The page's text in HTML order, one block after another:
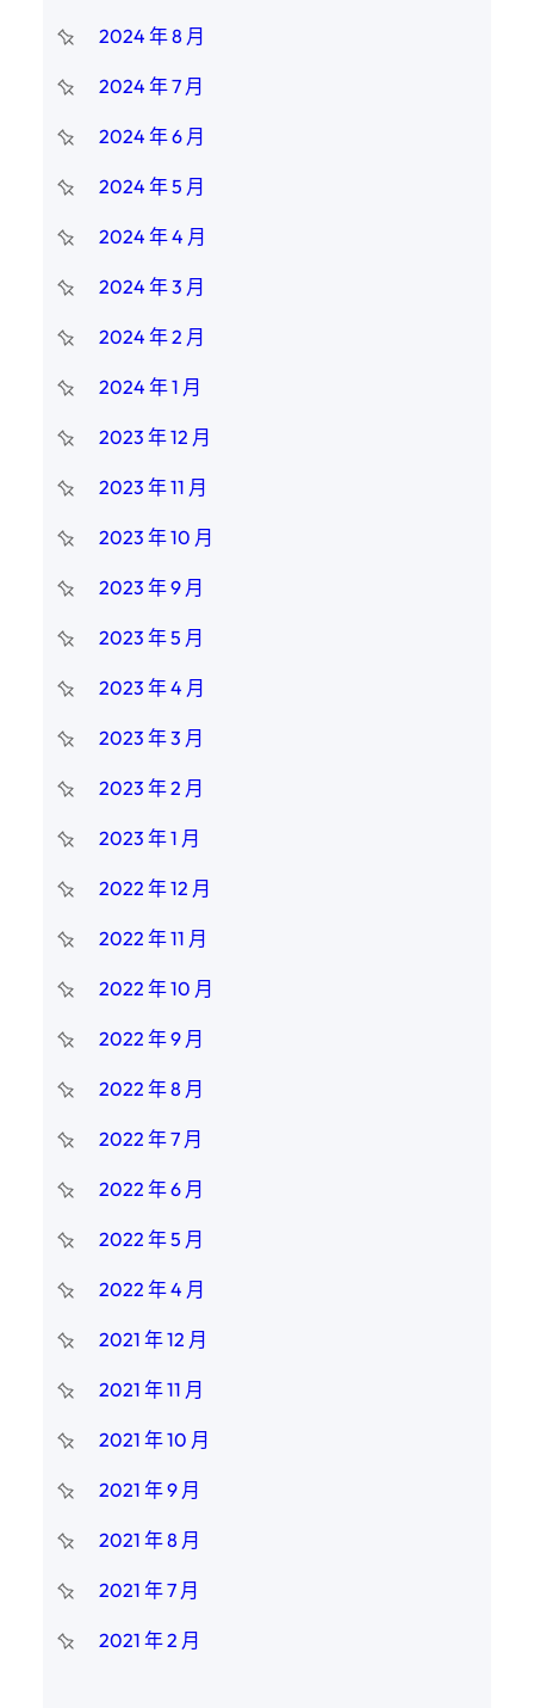
2024 年 8 月
2024 年 7 月
2024 年 6 月
2024 年 5 月
2024 年 4 月
2024 年 3 月
2024 年 2 月
2024 年 1 月
2023 年 12 月
2023 年 11 月
2023 年 10 月
2023 年 9 月
2023 年 5 月
2023 年 4 月
2023 年 3 月
2023 年 2 月
2023 年 1 月
2022 年 12 月
2022 年 11 月
2022 年 10 月
2022 年 9 月
2022 年 8 月
2022 年 7 月
2022 年 6 月
2022 年 5 月
2022 年 4 月
2021 年 12 月
2021 年 11 月
2021 年 10 月
2021 年 9 月
2021 年 8 月
2021 年 7 月
2021 年 2 月